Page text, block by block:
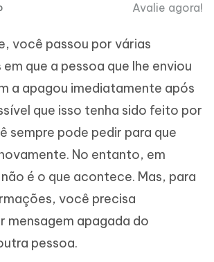
Avalie agora!
você passou por várias
que a pessoa que lhe enviou
a apagou imediatamente após
que isso tenha sido feito por
sempre pode pedir para que
No entanto, em
é o que acontece. Mas, para
você precisa
mensagem apagada do
pessoa.